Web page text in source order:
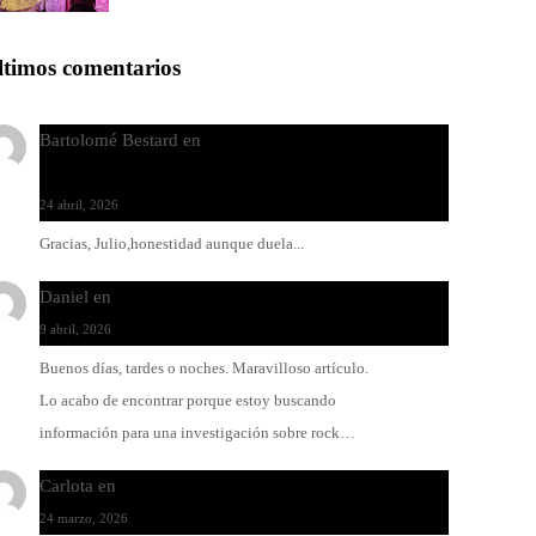
comentarios
Bartolomé Bestard en
24 abril, 2026
Gracias, Julio,honestidad aunque duela...
Daniel en
9 abril, 2026
Buenos días, tardes o noches. Maravilloso artículo.
Lo acabo de encontrar porque estoy buscando
información para una investigación sobre rock…
Carlota en
24 marzo, 2026